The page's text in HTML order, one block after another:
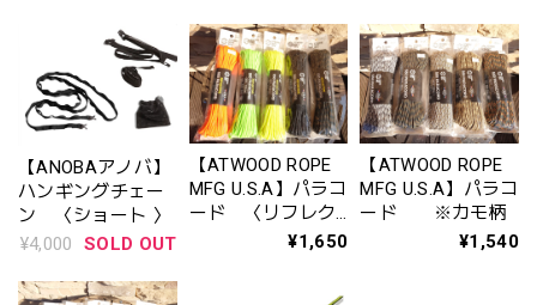
タフグリッド 750
ポンド ミルスペッ
クパラコード
【ANOBAアノバ】
ハンギングチェー
ン 〈ショート 〉
¥4,000
SOLD OUT
【ATWOOD ROPE
MFG U.S.A】パラコ
ード 〈リフレク
¥1,650
【ATWOOD ROPE
MFG U.S.A】パラコ
ード ※カモ柄
¥1,540